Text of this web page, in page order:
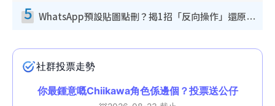
5 WhatsApp預設貼圖點刪？揭1招「反向操作」還原簡潔介面 附3步實測教學